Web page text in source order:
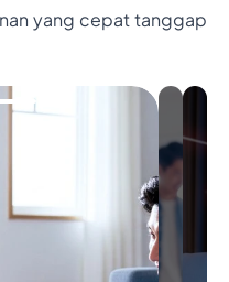
yang cepat tanggap